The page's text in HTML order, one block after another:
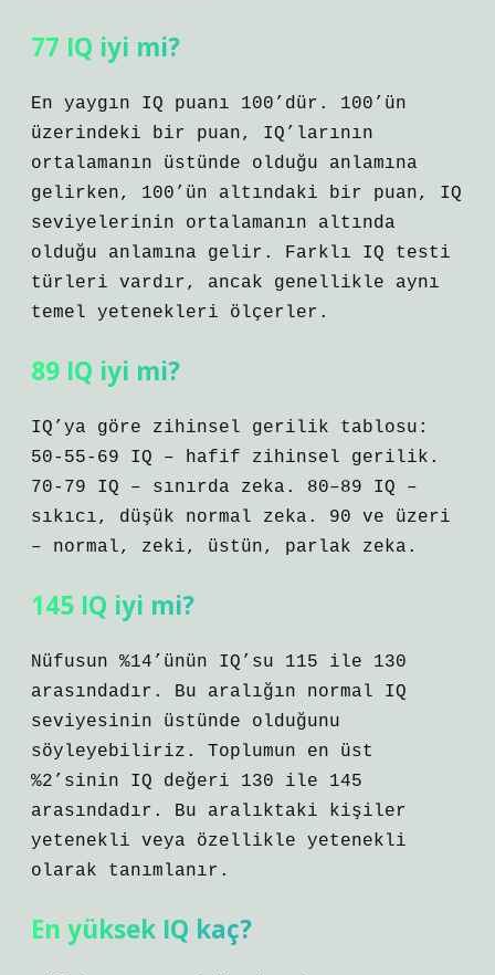
77 IQ iyi mi?
En yaygın IQ puanı 100’dür. 100’ün
üzerindeki bir puan, IQ’larının
ortalamanın üstünde olduğu anlamına
gelirken, 100’ün altındaki bir puan, IQ
seviyelerinin ortalamanın altında
olduğu anlamına gelir. Farklı IQ testi
türleri vardır, ancak genellikle aynı
temel yetenekleri ölçerler.
89 IQ iyi mi?
IQ’ya göre zihinsel gerilik tablosu:
50-55-69 IQ – hafif zihinsel gerilik.
70-79 IQ – sınırda zeka. 80–89 IQ –
sıkıcı, düşük normal zeka. 90 ve üzeri
– normal, zeki, üstün, parlak zeka.
145 IQ iyi mi?
Nüfusun %14’ünün IQ’su 115 ile 130
arasındadır. Bu aralığın normal IQ
seviyesinin üstünde olduğunu
söyleyebiliriz. Toplumun en üst
%2’sinin IQ değeri 130 ile 145
arasındadır. Bu aralıktaki kişiler
yetenekli veya özellikle yetenekli
olarak tanımlanır.
En yüksek IQ kaç?